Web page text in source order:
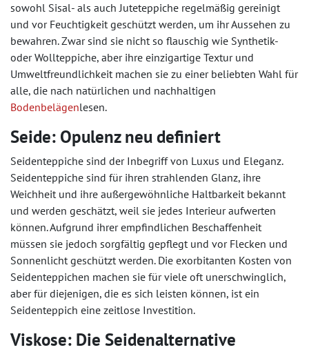
sowohl Sisal- als auch Juteteppiche regelmäßig gereinigt
und vor Feuchtigkeit geschützt werden, um ihr Aussehen zu
bewahren. Zwar sind sie nicht so flauschig wie Synthetik-
oder Wollteppiche, aber ihre einzigartige Textur und
Umweltfreundlichkeit machen sie zu einer beliebten Wahl für
alle, die nach natürlichen und nachhaltigen
Bodenbelägenlesen.
Seide: Opulenz neu definiert
Seidenteppiche sind der Inbegriff von Luxus und Eleganz.
Seidenteppiche sind für ihren strahlenden Glanz, ihre
Weichheit und ihre außergewöhnliche Haltbarkeit bekannt
und werden geschätzt, weil sie jedes Interieur aufwerten
können. Aufgrund ihrer empfindlichen Beschaffenheit
müssen sie jedoch sorgfältig gepflegt und vor Flecken und
Sonnenlicht geschützt werden. Die exorbitanten Kosten von
Seidenteppichen machen sie für viele oft unerschwinglich,
aber für diejenigen, die es sich leisten können, ist ein
Seidenteppich eine zeitlose Investition.
Viskose: Die Seidenalternative